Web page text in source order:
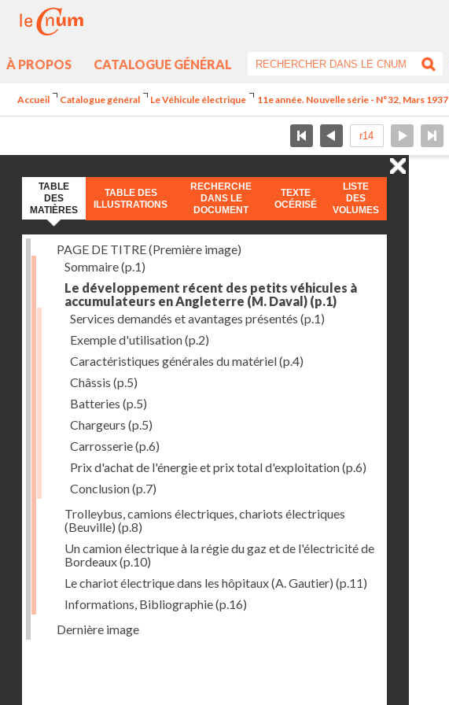
À PROPOS CATALOGUE GÉNÉRAL
Accueil Catalogue général Le Véhicule électrique 11e année. Nouvelle série - N°32, Mars 1937
TABLE
DES
MATIÈRES
TABLE DES
ILLUSTRATIONS
RECHERCHE
DANS LE
DOCUMENT
TEXTE
OCÉRISÉ
LISTE
DES
VOLUMES
PAGE DE TITRE (Première image)
Sommaire(p.1)
Le développement récent des petits véhicules à
accumulateurs en Angleterre (M. Daval) (p.1)
Services demandés et avantages présentés (p.1)
Exemple d'utilisation(p.2)
Caractéristiques générales du matériel(p.4)
Châssis (p.5)
Batteries (p.5)
Chargeurs (p.5)
Carrosserie(p.6)
Prix d'achat de l'énergie et prix total d'exploitation(p.6)
Conclusion(p.7)
Trolleybus, camions électriques, chariots électriques
(Beuville) (p.8)
Un camion électrique à la régie du gaz et de l'électricité de
Bordeaux(p.10)
Le chariot électrique dans les hôpitaux (A. Gautier) (p.11)
Informations, Bibliographie(p.16)
Dernière image